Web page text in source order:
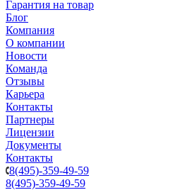
Гарантия на товар
Блог
Компания
О компании
Новости
Команда
Отзывы
Карьера
Контакты
Партнеры
Лицензии
Документы
Контакты
8(495)-359-49-59
8(495)-359-49-59